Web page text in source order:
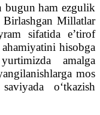
bugun ham ezgulik
Millatlar
sifatida e’tirof
hisobga
amalga
mos
o‘tkazish